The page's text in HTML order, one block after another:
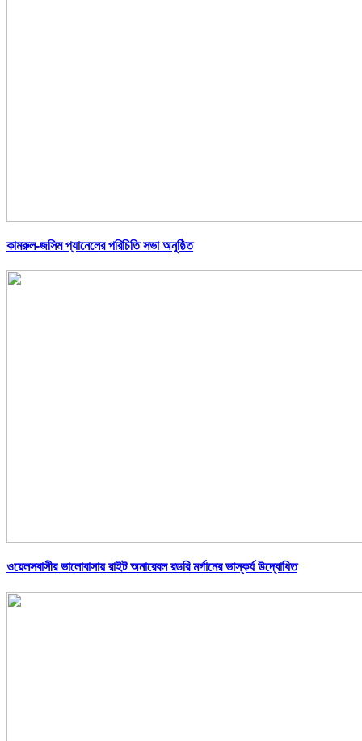
কামরুল-জসিম প্যানেলের পরিচিতি সভা অনুষ্ঠিত
ওয়েলসবাসীর ভালোবাসায় রাইট অনারেবল রডরি মর্গানের ভাস্কর্য উদ্বোধিত